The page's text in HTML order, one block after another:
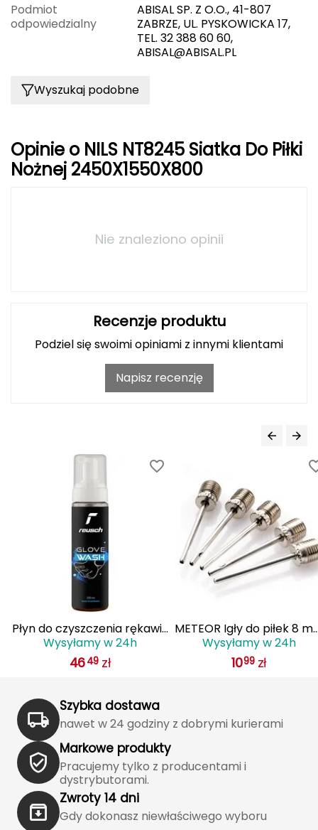
GSI Outdoors
Gerber
Gilmonte
Hydro Flask
IGLOO
INNY
Icebreaker
Icestorm
Podmiot
odpowiedzialny
ABISAL SP. Z O.O., 41-807
ZABRZE, UL. PYSKOWICKA 17,
TEL. 32 388 60 60,
ABISAL@ABISAL.PL
Wyszukaj podobne
Opinie o NILS NT8245 Siatka Do Piłki
Nożnej 2450X1550X800
Nie znaleziono opinii
Recenzje produktu
Podziel się swoimi opiniami z innymi klientami
Napisz recenzję
Płyn do czyszczenia rękawic
bramkarskich REUSCH
Glove Wash
Wysyłamy w 24h
4649 zł
METEOR Igły do piłek 8
5 szt
Wysyłamy w 24h
1099 zł
Szybka dostawa
nawet w 24 godziny z dobrymi kurierami
Markowe produkty
Pracujemy tylko z producentami i
dystrybutorami.
Zwroty 14 dni
Gdy dokonasz niewłaściwego wyboru